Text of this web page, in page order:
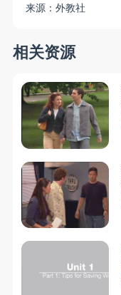
来源：外教社
相关资源